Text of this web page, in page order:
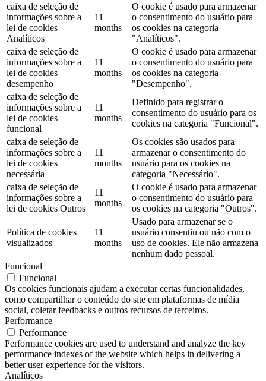
caixa de seleção de
informações sobre a
lei de cookies
Analíticos
11
months
O cookie é usado para armazenar
o consentimento do usuário para
os cookies na categoria
"Analíticos".
caixa de seleção de
informações sobre a
lei de cookies
desempenho
11
months
O cookie é usado para armazenar
o consentimento do usuário para
os cookies na categoria
"Desempenho".
caixa de seleção de
informações sobre a
lei de cookies
funcional
11
months
Definido para registrar o
consentimento do usuário para os
cookies na categoria "Funcional".
caixa de seleção de
informações sobre a
lei de cookies
necessária
11
months
Os cookies são usados ​​para
armazenar o consentimento do
usuário para os cookies na
categoria "Necessário".
caixa de seleção de
informações sobre a
lei de cookies Outros
11
months
O cookie é usado para armazenar
o consentimento do usuário para
os cookies na categoria "Outros".
Política de cookies
visualizados
11
months
Usado para armazenar se o
usuário consentiu ou não com o
uso de cookies. Ele não armazena
nenhum dado pessoal.
Funcional
Funcional
Os cookies funcionais ajudam a executar certas funcionalidades,
como compartilhar o conteúdo do site em plataformas de mídia
social, coletar feedbacks e outros recursos de terceiros.
Performance
Performance
Performance cookies are used to understand and analyze the key
performance indexes of the website which helps in delivering a
better user experience for the visitors.
Analíticos